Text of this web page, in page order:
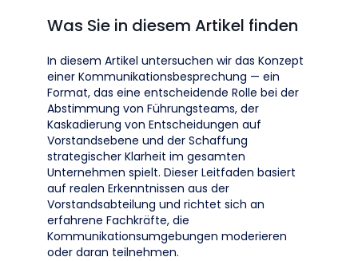
Was Sie in diesem Artikel finden
In diesem Artikel untersuchen wir das Konzept
einer Kommunikationsbesprechung — ein
Format, das eine entscheidende Rolle bei der
Abstimmung von Führungsteams, der
Kaskadierung von Entscheidungen auf
Vorstandsebene und der Schaffung
strategischer Klarheit im gesamten
Unternehmen spielt. Dieser Leitfaden basiert
auf realen Erkenntnissen aus der
Vorstandsabteilung und richtet sich an
erfahrene Fachkräfte, die
Kommunikationsumgebungen moderieren
oder daran teilnehmen.